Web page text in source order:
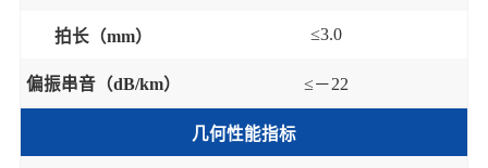
拍长（mm） ≤3.0
偏振串音（dB/km） ≤－22
几何性能指标